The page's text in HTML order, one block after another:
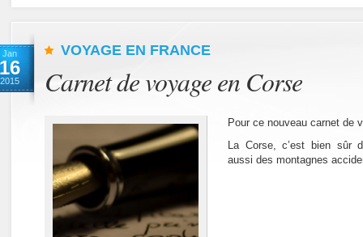
Jan
16
2015
VOYAGE EN FRANCE
Carnet de voyage en Corse
Pour ce nouveau carnet de
La Corse, c’est bien sûr
aussi des montagnes